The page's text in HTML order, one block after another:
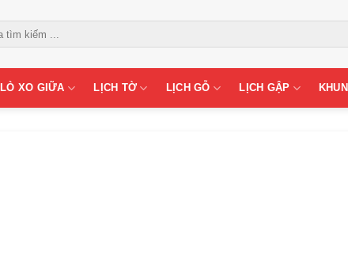
LÒ XO GIỮA LỊCH TỜ LỊCH GỖ LỊCH GẬP